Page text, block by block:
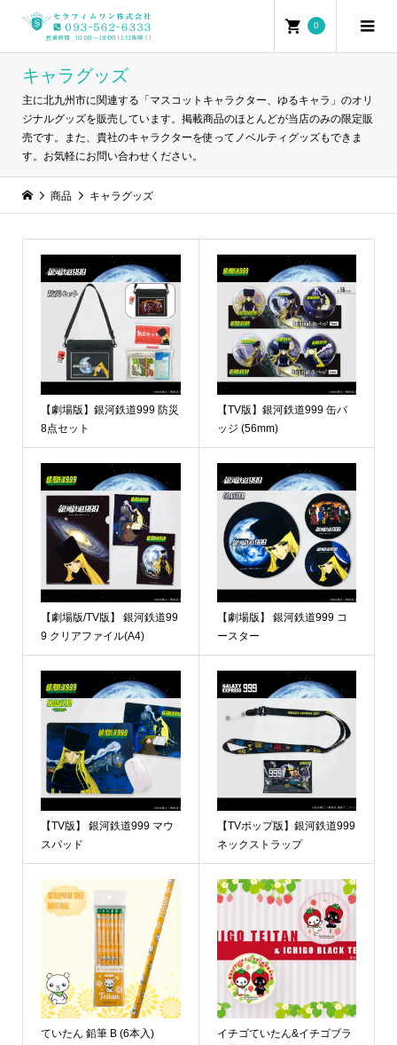
0
キャラグッズ
主に北九州市に関連する「マスコットキャラクター、ゆるキャラ」のオリ
ジナルグッズを販売しています。掲載商品のほとんどが当店のみの限定販
売です。また、貴社のキャラクターを使ってノベルティグッズもできま
す。お気軽にお問い合わせください。
商品 キャラグッズ
【劇場版】銀河鉄道999 防災
8点セット
【TV版】銀河鉄道999 缶バ
ッジ (56mm)
【劇場版/TV版】 銀河鉄道99
9 クリアファイル(A4)
【劇場版】 銀河鉄道999 コ
ースター
【TV版】 銀河鉄道999 マウ
スパッド
【TVポップ版】銀河鉄道999
ネックストラップ
ていたん 鉛筆 B (6本入)
イチゴていたん&イチゴブラ